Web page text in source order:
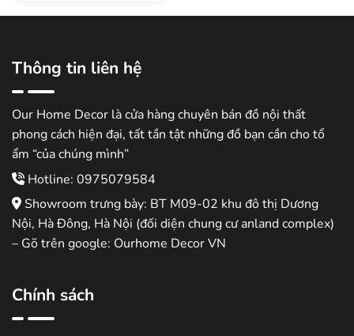
Thông tin liên hệ
Our Home Decor là cửa hàng chuyên bán đồ nội thất
phong cách hiện đại, tất tần tật những đồ bạn cần cho tổ
ẩm “của chúng mình”
Hotline: 0975079584
Showroom trưng bày: BT M09-02 khu đô thị Dương
Nội, Hà Đông, Hà Nội (đối diện chung cư anland complex)
– Gõ trên google: Ourhome Decor VN
Chính sách